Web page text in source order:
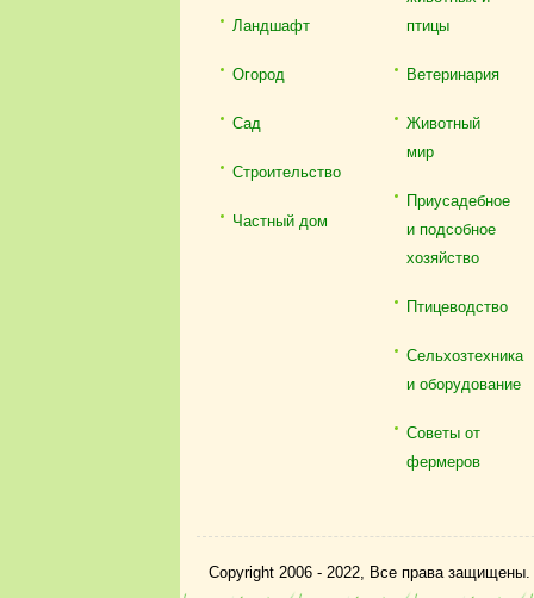
Ландшафт
Огород
Сад
Строительство
Частный дом
птицы
Ветеринария
Животный
мир
Приусадебное
и подсобное
хозяйство
Птицеводство
Сельхозтехника
и оборудование
Советы от
фермеров
Copyright 2006 - 2022, Все права защищены.